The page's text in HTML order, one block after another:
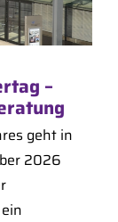
–
geht in
2026